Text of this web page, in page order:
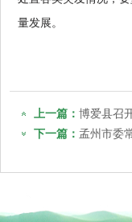
量发展。
上一篇： 博爱县召
下一篇： 孟州市委